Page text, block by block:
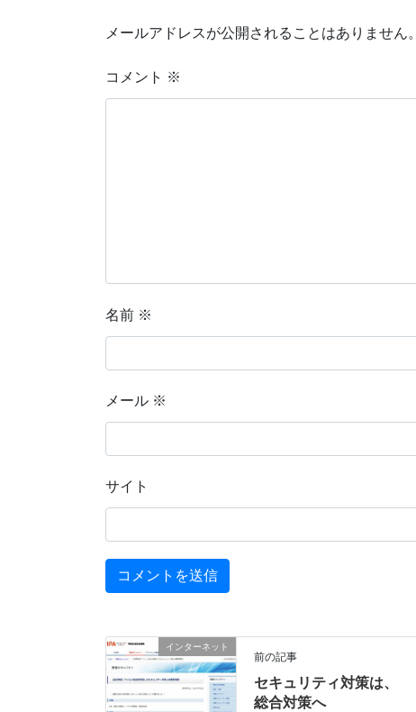
メールアドレスが公開されることはありません。
コメント ※
名前 ※
メール ※
サイト
インターネット
前の記事
セキュリティ対策は、
総合対策へ